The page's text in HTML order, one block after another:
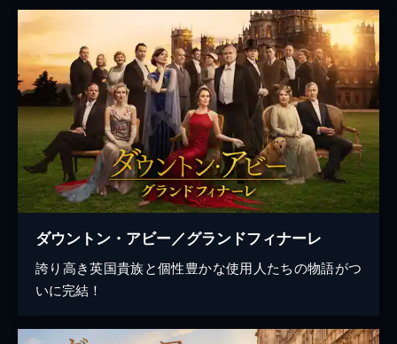
ダウントン・アビー／グランドフィナーレ
誇り高き英国貴族と個性豊かな使用人たちの物語がつ
いに完結！